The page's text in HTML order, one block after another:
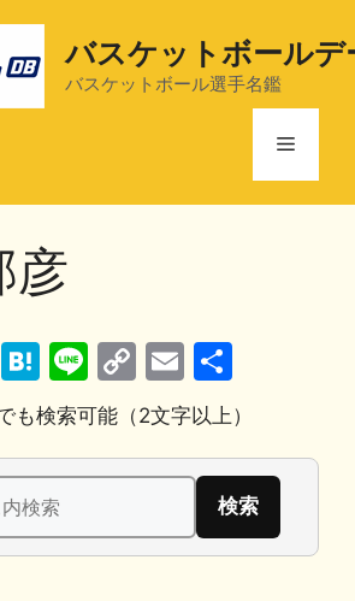
バスケットボールデ
バスケットボール選手名鑑
メ
彦
Bl
e
H
at
e
n
a
Li
n
e
C
o
p
y
n
E
m
ai
l
有
も検索可能（2文字以上）